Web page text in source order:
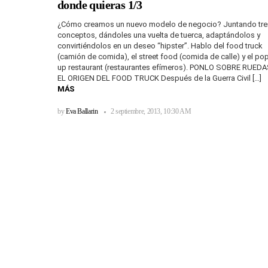
donde quieras 1/3
¿Cómo creamos un nuevo modelo de negocio? Juntando
conceptos, dándoles una vuelta de tuerca, adaptándolos y
convirtiéndolos en un deseo “hipster”. Hablo del food truck
(camión de comida), el street food (comida de calle) y el pop
up restaurant (restaurantes efímeros). PONLO SOBRE
EL ORIGEN DEL FOOD TRUCK Después de la Guerra Civil […]
MÁS
byEva Ballarin 2 septiembre, 2013, 10:30 AM